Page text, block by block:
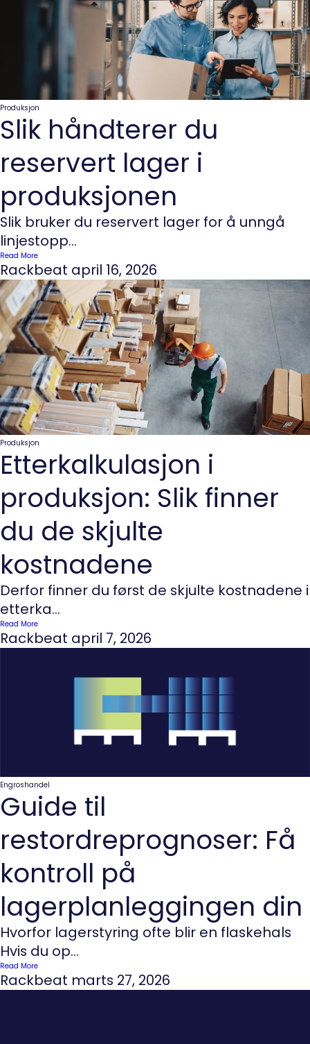
Produksjon
Slik håndterer du
reservert lager i
produksjonen
Slik bruker du reservert lager for å unngå
linjestopp...
Read More
Rackbeat april 16, 2026
Produksjon
Etterkalkulasjon i
produksjon: Slik finner
du de skjulte
kostnadene
Derfor finner du først de skjulte kostnadene i
etterka...
Read More
Rackbeat april 7, 2026
Engroshandel
Guide til
restordreprognoser: Få
kontroll på
lagerplanleggingen din
Hvorfor lagerstyring ofte blir en flaskehals
Hvis du op...
Read More
Rackbeat marts 27, 2026